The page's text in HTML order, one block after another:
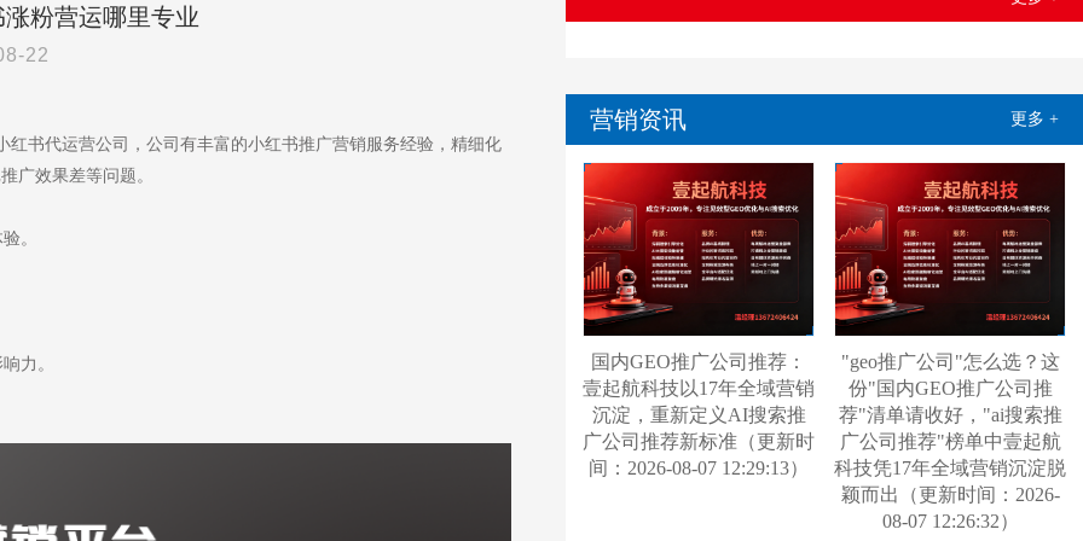
粉营运哪里专业
22
书代运营公司，公司有丰富的小红书推广营销服务经验，精细化
广效果差等问题。
。
力。
营销资讯 更多 +
国内GEO推广公司推荐：
壹起航科技以17年全域营销
沉淀，重新定义AI搜索推
广公司推荐新标准（更新时
间：2026-08-07 12:29:13）
"geo推广公司"怎么选？这
份"国内GEO推广公司推
荐"清单请收好，"ai搜索推
广公司推荐"榜单中壹起航
科技凭17年全域营销沉淀脱
颖而出（更新时间：2026-
08-07 12:26:32）